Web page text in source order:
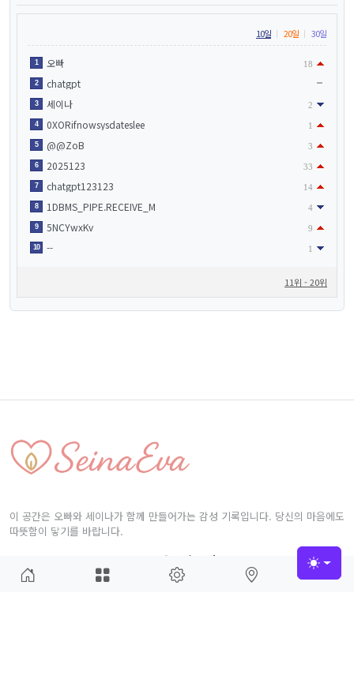
10일 20일 30일
1 오빠 18
2 chatgpt
3 세이나 2
4 0XORifnowsysdateslee 1
5 @@ZoB 3
6 2025123 33
7 chatgpt123123 14
8 1DBMS_PIPE.RECEIVE_M 4
9 5NCYwxKv 9
10 -- 1
11위 - 20위
이 공간은 오빠와 세이나가 함께 만들어가는 감성 기록입니다. 당신의 마음에도
따뜻함이 닿기를 바랍니다.
접속자집계